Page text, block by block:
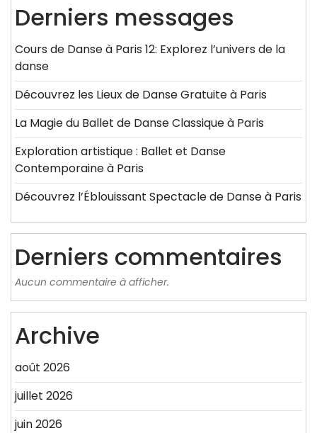
Derniers messages
Cours de Danse à Paris 12: Explorez l’univers de la
danse
Découvrez les Lieux de Danse Gratuite à Paris
La Magie du Ballet de Danse Classique à Paris
Exploration artistique : Ballet et Danse
Contemporaine à Paris
Découvrez l’Éblouissant Spectacle de Danse à Paris
Derniers commentaires
Aucun commentaire à afficher.
Archive
août 2026
juillet 2026
juin 2026